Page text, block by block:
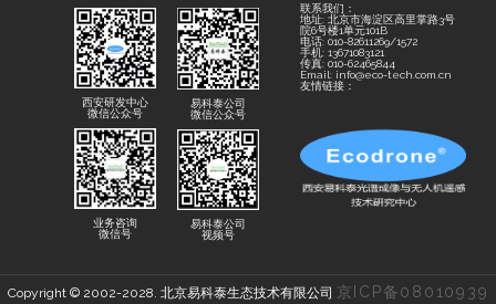
西安研发中心
微信公众号
业务咨询
微信号
易科泰公司
微信公众号
易科泰公司
视频号
联系我们：
地址: 北京市海淀区高里掌路3号
院6号楼1单元101B
电话: 010-82611269/1572
手机: 13671083121
传真: 010-62465844
Email: info@eco-tech.com.cn
友情链接：
Copyright © 2002-2028. 北京易科泰生态技术有限公司 京ICP备08010939